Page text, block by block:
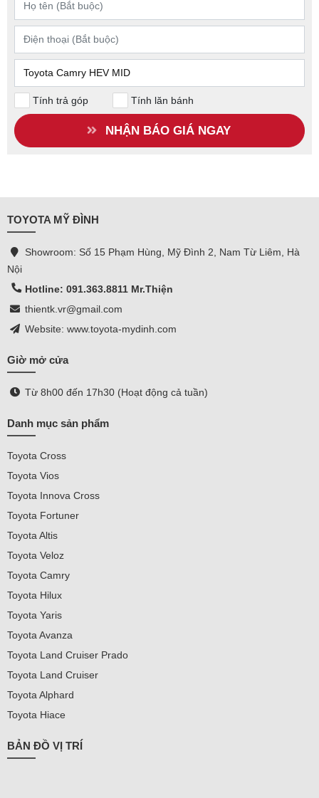
Tính trả góp Tính lăn bánh
NHẬN BÁO GIÁ NGAY
TOYOTA MỸ ĐÌNH
Showroom: Số 15 Phạm Hùng, Mỹ Đình 2, Nam Từ Liêm, Hà
Nội
Hotline: 091.363.8811 Mr.Thiện
thientk.vr@gmail.com
Website: www.toyota-mydinh.com
Giờ mở cửa
Từ 8h00 đến 17h30 (Hoạt động cả tuần)
Danh mục sản phẩm
Toyota Cross
Toyota Vios
Toyota Innova Cross
Toyota Fortuner
Toyota Altis
Toyota Veloz
Toyota Camry
Toyota Hilux
Toyota Yaris
Toyota Avanza
Toyota Land Cruiser Prado
Toyota Land Cruiser
Toyota Alphard
Toyota Hiace
BẢN ĐỒ VỊ TRÍ